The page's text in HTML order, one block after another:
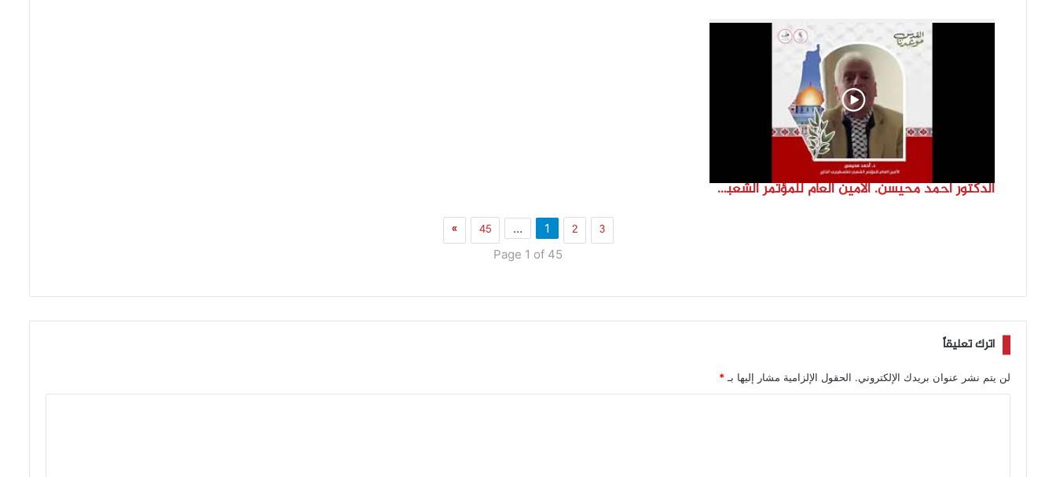
الدكتور احمد محيسن. الامين العام للمؤتمر الشعبي لفلسطينيي الخارج
1 2 3
…
45
»
Page 1 of 45
اترك تعليقاً
لن يتم نشر عنوان بريدك الإلكتروني. الحقول الإلزامية مشار إليها بـ *